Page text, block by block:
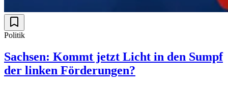
Politik
Sachsen: Kommt jetzt Licht in den Sumpf
der linken Förderungen?